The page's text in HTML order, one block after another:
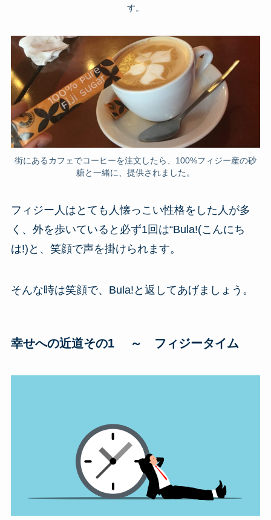
す。
街にあるカフェでコーヒーを注文したら、100%フィジー産の砂
糖と一緒に、提供されました。
フィジー人はとても人懐っこい性格をした人が多
く、外を歩いていると必ず1回は“Bula!(こんにち
は!)と、笑顔で声を掛けられます。
そんな時は笑顔で、Bula!と返してあげましょう。
幸せへの近道その1 ～ フィジータイム